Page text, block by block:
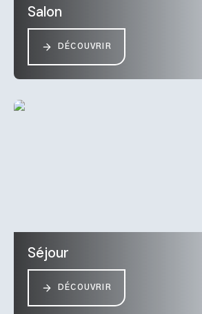
Salon
DÉCOUVRIR
Séjour
DÉCOUVRIR